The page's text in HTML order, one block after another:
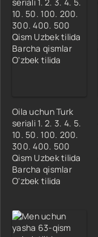
Oila uchun Turk
seriali 1. 2. 3. 4. 5.
10. 50. 100. 200.
300. 400. 500
Qism Uzbek tilida
Barcha qismlar
O'zbek tilida